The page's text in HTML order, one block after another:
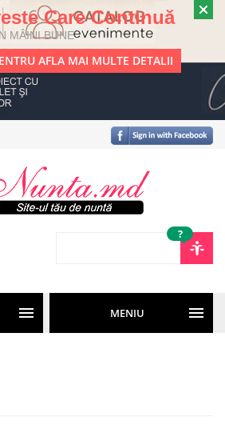
Care Continuă
MÂINI BUNE
AFLA MAI MULTE DETALII
?
MENIU